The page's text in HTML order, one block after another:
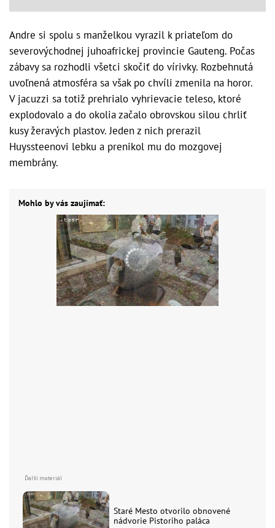
Andre si spolu s manželkou vyrazil k priateľom do
severovýchodnej juhoafrickej provincie Gauteng. Počas
zábavy sa rozhodli všetci skočiť do vírivky. Rozbehnutá
uvoľnená atmosféra sa však po chvíli zmenila na horor.
V jacuzzi sa totiž prehrialo vyhrievacie teleso, ktoré
explodovalo a do okolia začalo obrovskou silou chrliť
kusy žeravých plastov. Jeden z nich prerazil
Huyssteenovi lebku a prenikol mu do mozgovej
membrány.
Mohlo by vás zaujímať:
Staré Mesto otvorilo obnovené
nádvorie Pistoriho paláca